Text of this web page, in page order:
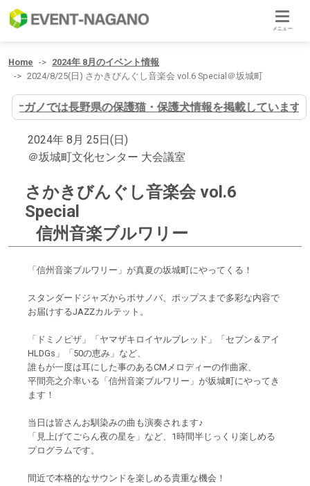
メニュー
Home
2024年 8月のイベント情報
2024/8/25(日) さかきびんぐし音楽会 vol.6 Special＠坂城町
ナガノでは長野県の保護猫・保護犬情報を掲載しています
2024年 8月 25日(日)
＠坂城町文化センター 大会議室
さかきびんぐし音楽会 vol.6
Special
信州音楽ブルワリー
「信州音楽ブルワリー」が真夏の坂城町にやってくる！
スタンダードジャズからボサノバ、ポップスまで多彩な内容で
お届けするJAZZカルテット。
「ドミノピザ」「ヤマザキロイヤルブレッド」「セブン＆アイ
HLDGs」「50の恵み」など、
誰もが一度は耳にした事のあるCMメロディーの作曲家、
平間亮之介率いる「信州音楽ブルワリー」が坂城町にやってき
ます！
当日は皆さんお馴染みの曲も演奏されます♪
「見上げてごらん夜の星を」など、1時間半じっくり楽しめる
プログラムです。
間近で本格的なサウンドを楽しめる貴重な機会！